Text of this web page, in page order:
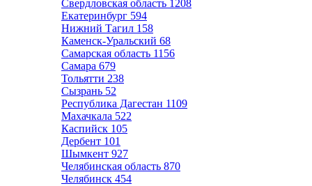
Свердловская область 1208
Екатеринбург 594
Нижний Тагил 158
Каменск-Уральский 68
Самарская область 1156
Самара 679
Тольятти 238
Сызрань 52
Республика Дагестан 1109
Махачкала 522
Каспийск 105
Дербент 101
Шымкент 927
Челябинская область 870
Челябинск 454